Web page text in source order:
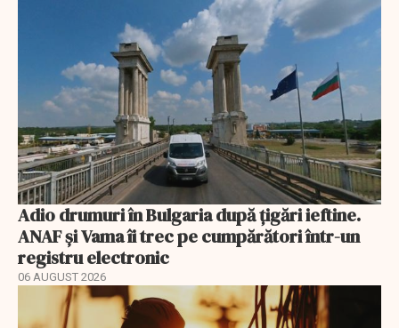
Adio drumuri în Bulgaria după țigări ieftine.
ANAF și Vama îi trec pe cumpărători într-un
registru electronic
06 AUGUST 2026